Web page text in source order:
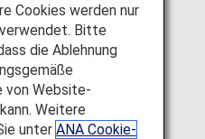
für
ANA werden von der
wie nachfolgend
Cookies werden nur
Bitte
die Ablehnung
von Website-
Weitere
unter ANA Cookie-